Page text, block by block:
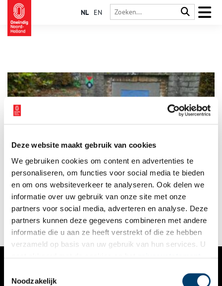
Deze website maakt gebruik van cookies
We gebruiken cookies om content en advertenties te
personaliseren, om functies voor social media te bieden
en om ons websiteverkeer te analyseren. Ook delen we
informatie over uw gebruik van onze site met onze
partners voor social media, adverteren en analyse. Deze
partners kunnen deze gegevens combineren met andere
informatie die u aan ze heeft verstrekt of die ze hebben
verzameld op basis van uw gebruik van hun services. U
Noodzakelijk
NL EN
Een leeuw met een paling in zijn poten. Een landingsbaan in
het water. Een predikant die zijn kerk in brand schiet. Het
wordt een boeiend tochtje vandaag. De vraag is wat
Vrouwentroost te maken heeft met Napoleon. En: Gooide een
boze Wim Kan echt zijn lintje in de plas?
VERHALEN